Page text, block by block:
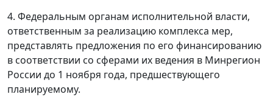
4. Федеральным органам исполнительной власти,
ответственным за реализацию комплекса мер,
представлять предложения по его финансированию
в соответствии со сферами их ведения в Минрегион
России до 1 ноября года, предшествующего
планируемому.